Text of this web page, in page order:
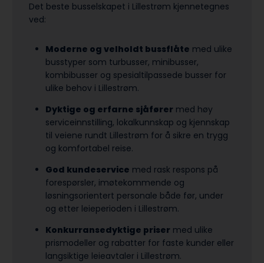
Det beste busselskapet i Lillestrøm kjennetegnes
ved:
Moderne og velholdt bussflåte med ulike
busstyper som turbusser, minibusser,
kombibusser og spesialtilpassede busser for
ulike behov i Lillestrøm.
Dyktige og erfarne sjåfører med høy
serviceinnstilling, lokalkunnskap og kjennskap
til veiene rundt Lillestrøm for å sikre en trygg
og komfortabel reise.
God kundeservice med rask respons på
forespørsler, imøtekommende og
løsningsorientert personale både før, under
og etter leieperioden i Lillestrøm.
Konkurransedyktige priser med ulike
prismodeller og rabatter for faste kunder eller
langsiktige leieavtaler i Lillestrøm.